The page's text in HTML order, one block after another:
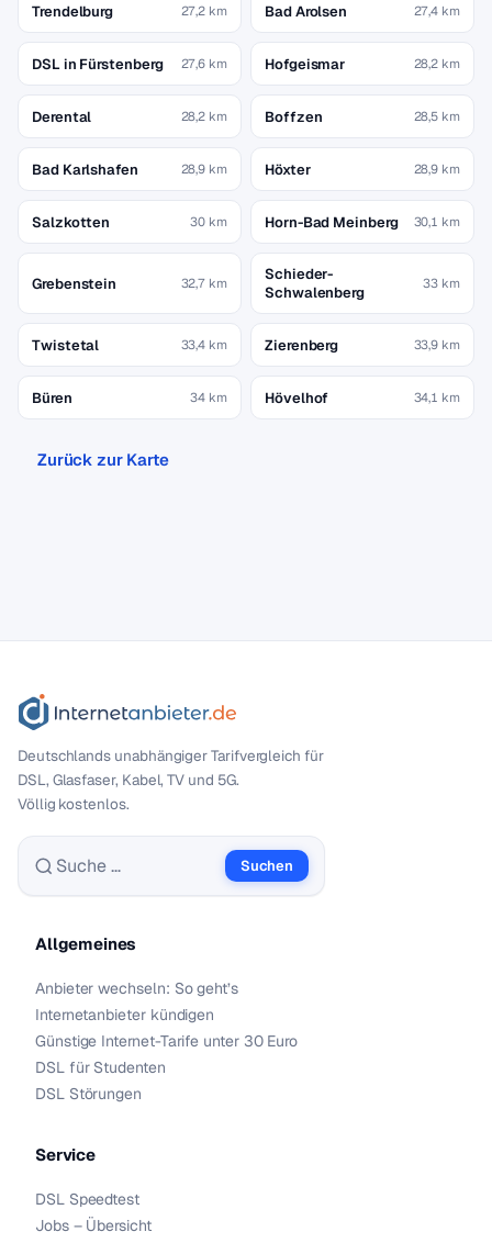
Trendelburg 27,2 km Bad Arolsen 27,4 km
DSL in Fürstenberg 27,6 km Hofgeismar 28,2 km
Derental 28,2 km Boffzen 28,5 km
Bad Karlshafen 28,9 km Höxter 28,9 km
Salzkotten 30 km Horn-Bad Meinberg 30,1 km
Grebenstein 32,7 km
Schieder-
Schwalenberg
33 km
Twistetal 33,4 km Zierenberg 33,9 km
Büren 34 km Hövelhof 34,1 km
Zurück zur Karte
Deutschlands unabhängiger Tarif­vergleich für
DSL, Glasfaser, Kabel, TV und 5G.
Völlig kostenlos.
Suche nach:
Suchen
Allgemeines
Anbieter wechseln: So geht’s
Internetanbieter kündigen
Günstige Internet-Tarife unter 30 Euro
DSL für Studenten
DSL Störungen
Service
DSL Speedtest
Jobs – Übersicht